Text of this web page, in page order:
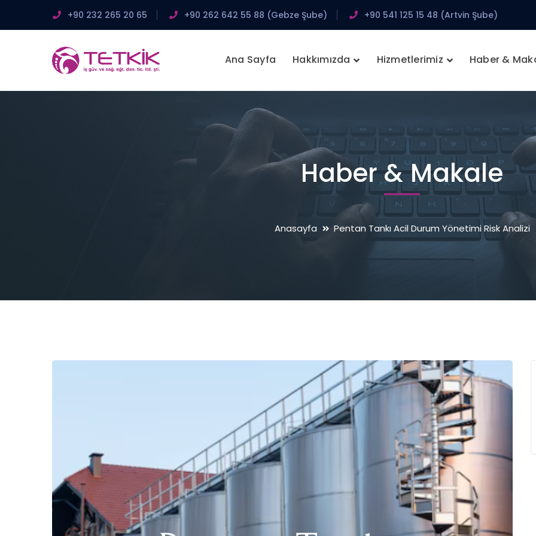
+90 232 265 20 65 +90 262 642 55 88 (Gebze Şube) +90 541 125 15 48 (Artvin Şube)
Ana Sayfa Hakkımızda Hizmetlerimiz Haber &
Haber & Makale
Anasayfa Pentan Tankı Acil Durum Yönetimi Risk Analizi